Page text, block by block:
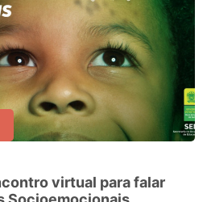
virtual para falar